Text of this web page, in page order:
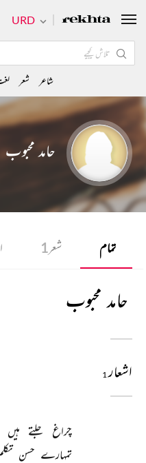
حامد محبوب
تمام شعر1
حامد محبوب
اشعار1
چراغ جلتے ہیں
تمہارے حسن
URD
شاعر شعر